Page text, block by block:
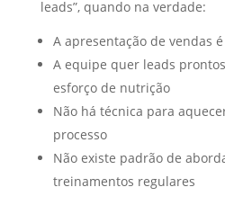
leads”, quando na verdade:
A apresentação de vendas
A equipe quer leads
esforço de nutrição
Não há técnica para
processo
Não existe padrão de
treinamentos regulares